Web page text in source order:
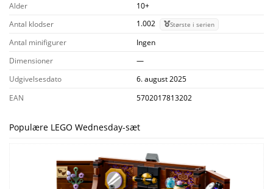
Alder
10+
Antal klodser
1.002 Største i serien
Antal minifigurer
Ingen
Dimensioner
—
Udgivelsesdato
6. august 2025
EAN
5702017813202
Populære LEGO Wednesday-sæt